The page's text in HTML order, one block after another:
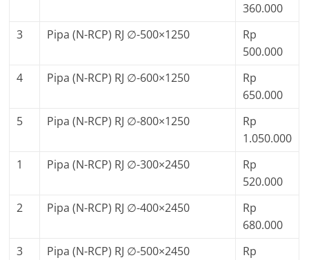
360.000
3
Pipa (N-RCP) RJ ∅-500×1250
Rp
500.000
4
Pipa (N-RCP) RJ ∅-600×1250
Rp
650.000
5
Pipa (N-RCP) RJ ∅-800×1250
Rp
1.050.000
1
Pipa (N-RCP) RJ ∅-300×2450
Rp
520.000
2
Pipa (N-RCP) RJ ∅-400×2450
Rp
680.000
3
Pipa (N-RCP) RJ ∅-500×2450
Rp